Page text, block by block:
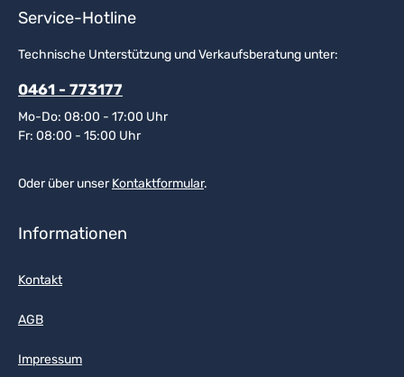
Service-Hotline
Technische Unterstützung und Verkaufsberatung unter:
0461 - 773177
Mo-Do: 08:00 - 17:00 Uhr
Fr: 08:00 - 15:00 Uhr
Oder über unserKontaktformular.
Informationen
Kontakt
AGB
Impressum